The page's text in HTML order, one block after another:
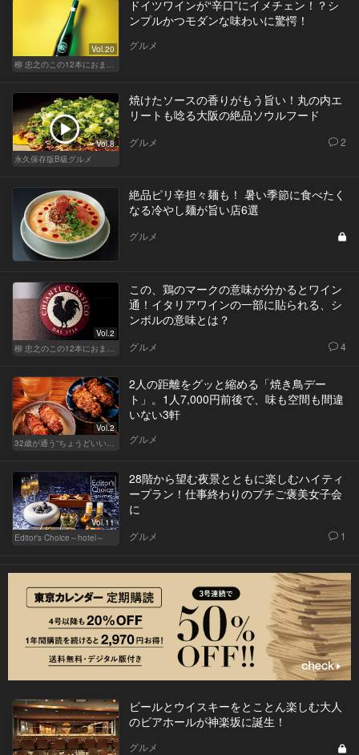
Vol.20
柳 忠之のこの12本におまかせ
ドイツワインが“辛口”にイメチェン！？シ
ンプルかつモダンな味わいに驚愕！
グルメ
Vol.8
永久保存版B級グルメ
焼けたソースの香りがもう旨い！丸の内エ
リートも唸る大阪の絶品ソウルフード
グルメ 2
絶品ピリ辛担々麺も！ 暑い季節に食べたく
なる冷やし麺が旨い店6選
グルメ
Vol.2
柳 忠之のこの12本におまかせ
この、鶏のマークの意味が分かるとワイン
通！イタリアワインの一部に貼られる、シ
ンボルの意味とは？
グルメ 4
Vol.2
32歳が通う“ちょうどいい”価格の店
2人の距離をグッと縮める「焼き鳥デー
ト」。1人7,000円前後で、味も空間も間違
いない3軒
グルメ
Vol.11
Editor's Choice～hotel～
28階から望む夜景とともに楽しむハイティ
ープラン！仕事終わりのプチご褒美女子会
に
グルメ 1
ビールとウイスキーをとことん楽しむ大人
のビアホールが神楽坂に誕生！
グルメ